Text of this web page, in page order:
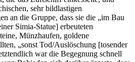
sehr bildlastigen
an die Gruppe, dass sie die „im Bau
Simia-Statue] erbeuteten
Münzhaufen, goldene
„sonst Tod/Auslöschung [tosender
war die Begegnung schnell